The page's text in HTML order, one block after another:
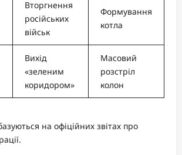
Вторгнення
російських
військ
Формування
котла
Вихід
«зеленим
коридором»
Масовий
розстріл
колон
на офіційних звітах про